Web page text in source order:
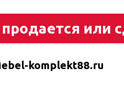
продается или
komplekt88.ru